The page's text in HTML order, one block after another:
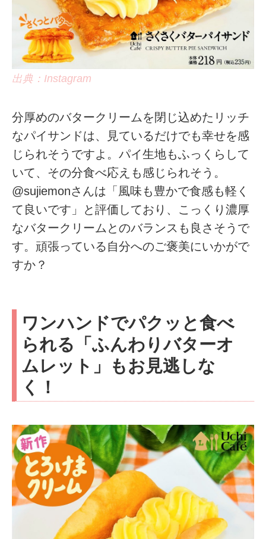
出典：Instagram
分厚めのバタークリームを閉じ込めたリッチ
なパイサンドは、見ているだけでも幸せを感
じられそうですよ。パイ生地もふっくらして
いて、その分食べ応えも感じられそう。
@sujiemonさんは「風味も豊かで食感も軽く
て良いです」と評価しており、こっくり濃厚
なバタークリームとのバランスも良さそうで
す。頑張っている自分へのご褒美にいかがで
すか？
ワンハンドでパクッと食べ
られる「ふんわりバターオ
ムレット」もお見逃しな
く！